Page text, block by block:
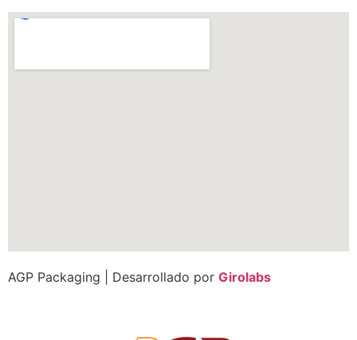
AGP Packaging | Desarrollado por Girolabs